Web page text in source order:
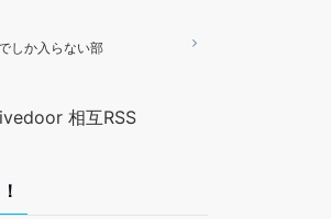
しか入らない部
相互RSS